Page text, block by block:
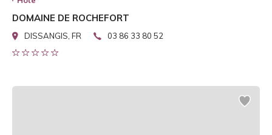
DOMAINE DE ROCHEFORT
DISSANGIS, FR 03 86 33 80 52